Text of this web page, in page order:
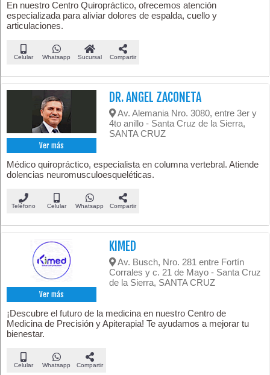
En nuestro Centro Quiropráctico, ofrecemos atención
especializada para aliviar dolores de espalda, cuello y
articulaciones.
Celular Whatsapp Sucursal Compartir
Ver más
DR. ANGEL ZACONETA
Av. Alemania Nro. 3080, entre 3er y
4to anillo - Santa Cruz de la Sierra,
SANTA CRUZ
Médico quiropráctico, especialista en columna vertebral. Atiende
dolencias neuromusculoesqueléticas.
Teléfono Celular Whatsapp Compartir
Ver más
KIMED
Av. Busch, Nro. 281 entre Fortín
Corrales y c. 21 de Mayo - Santa Cruz
de la Sierra, SANTA CRUZ
¡Descubre el futuro de la medicina en nuestro Centro de
Medicina de Precisión y Apiterapia! Te ayudamos a mejorar tu
bienestar.
Celular Whatsapp Compartir